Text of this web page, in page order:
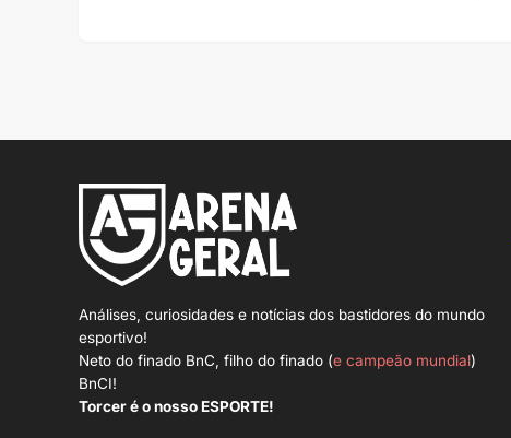
Análises, curiosidades e notícias dos bastidores do mundo
esportivo!
Neto do finado BnC, filho do finado (e campeão mundial)
BnCI!
Torcer é o nosso ESPORTE!